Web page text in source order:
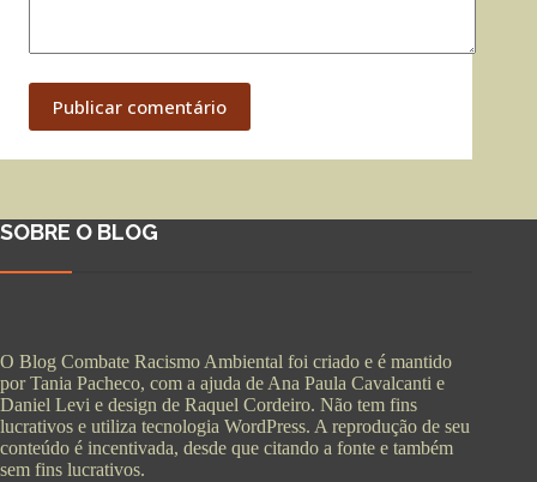
Publicar comentário
SOBRE O BLOG
O Blog Combate Racismo Ambiental foi criado e é mantido
por Tania Pacheco, com a ajuda de Ana Paula Cavalcanti e
Daniel Levi e design de Raquel Cordeiro. Não tem fins
lucrativos e utiliza tecnologia WordPress. A reprodução de seu
conteúdo é incentivada, desde que citando a fonte e também
sem fins lucrativos.